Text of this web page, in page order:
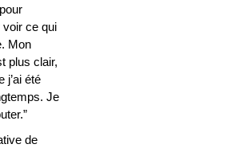
voir ce qui
Mon
plus clair,
j’ai été
Je
de